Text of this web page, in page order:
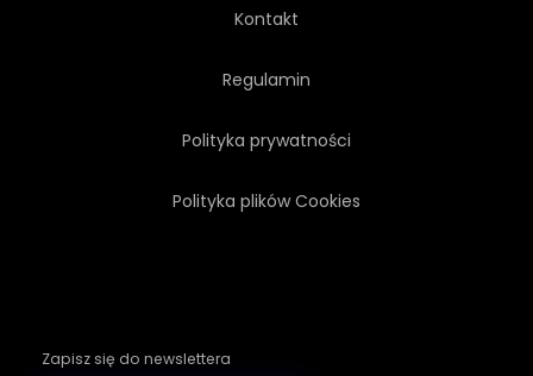
Kontakt
Regulamin
Polityka prywatności
Polityka plików Cookies
Zapisz się do newslettera